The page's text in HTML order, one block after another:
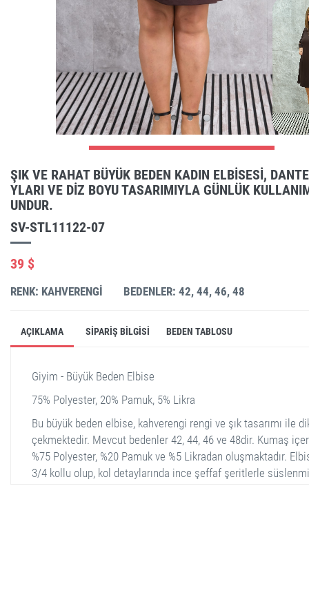
ŞIK VE RAHAT BÜYÜK BEDEN KADIN ELBISESI,
YLARI VE DIZ BOYU TASARIMIYLA GÜNLÜK
UNDUR.
SV-STL11122-07
39 $
RENK: KAHVERENGI BEDENLER: 42, 44, 46, 48
AÇIKLAMA SIPARIŞ BILGISI BEDEN TABLOSU
Giyim - Büyük Beden Elbise
75% Polyester, 20% Pamuk, 5% Likra
Bu büyük beden elbise, kahverengi rengi ve şık tasarımı ile
çekmektedir. Mevcut bedenler 42, 44, 46 ve 48dir. Kumaş
%75 Polyester, %20 Pamuk ve %5 Likradan oluşmaktadır.
3/4 kollu olup, kol detaylarında ince şeffaf şeritlerle